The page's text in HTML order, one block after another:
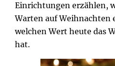
Einrichtungen erzählen,
Warten auf Weihnachten
welchen Wert heute das
hat.